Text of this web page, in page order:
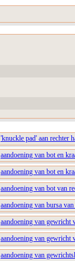
'knuckle pad' aan rechter
aandoening van bot en
aandoening van bot en
aandoening van bot van
aandoening van bursa
aandoening van gewricht
aandoening van gewricht
aandoening van